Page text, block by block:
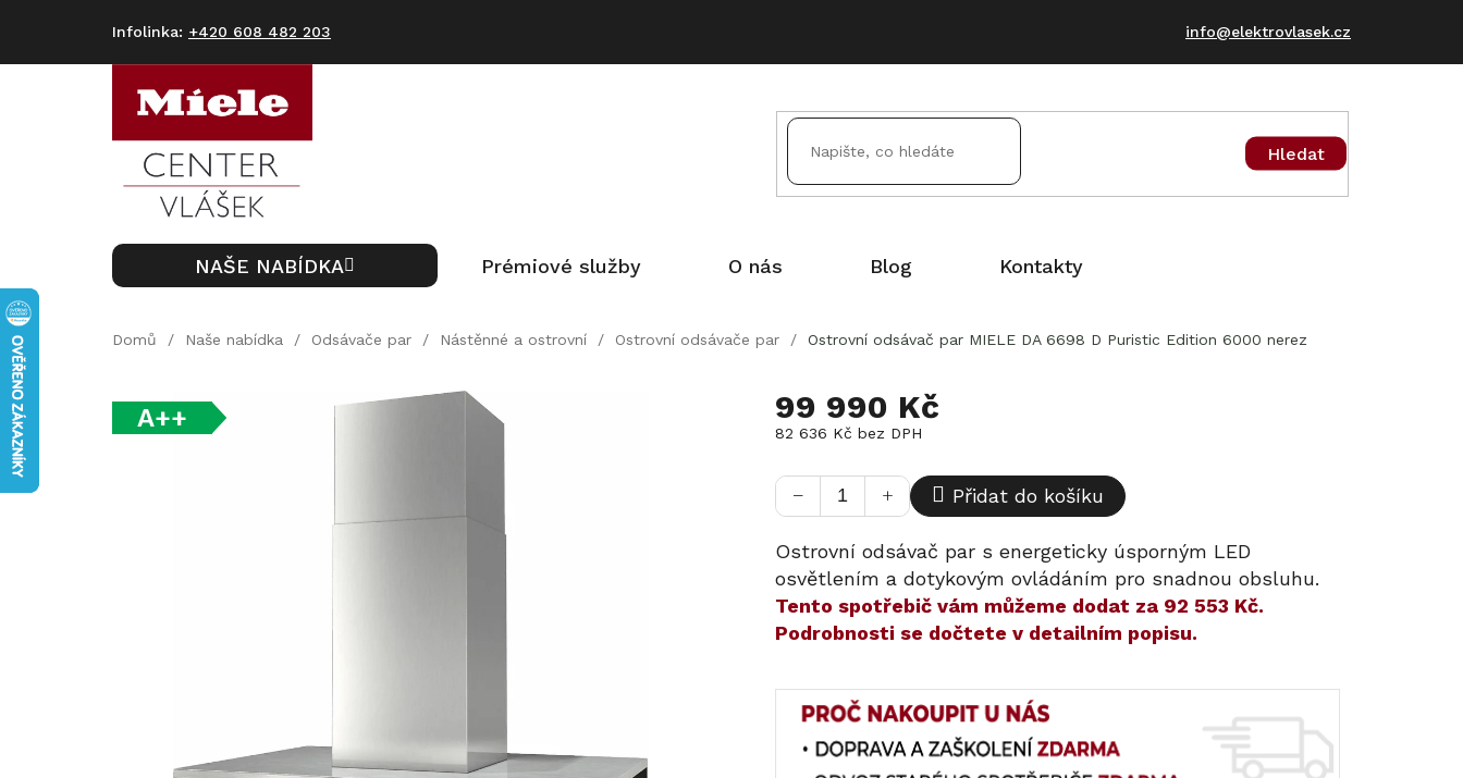
+420 608 482 203 info@elektrovlasek.cz
Hledat
NAŠE NABÍDKA Prémiové služby O nás Blog Kontakty
Domů / Naše nabídka / Odsávače par / Nástěnné a ostrovní / Ostrovní odsávače par / Ostrovní odsávač par MIELE DA 6698 D Puristic Edition 6000 nerez
A++ 99 990 Kč
82 636 Kč bez DPH
cena:
+
− Přidat do košíku
Ostrovní odsávač par s energeticky úsporným LED
osvětlením a dotykovým ovládáním pro snadnou obsluhu.
​​Tento spotřebič vám můžeme dodat za 92 553 Kč.
Podrobnosti se dočtete v detailním popisu.